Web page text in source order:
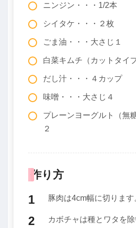
ニンジン・・・1/2本
シイタケ・・・２枚
ごま油・・・大さじ１
白菜キムチ（カットタイ
だし汁・・・４カップ
味噌・・・大さじ４
プレーンヨーグルト（無
２
作り方
豚肉は4cm幅に切ります
カボチャは種とワタを